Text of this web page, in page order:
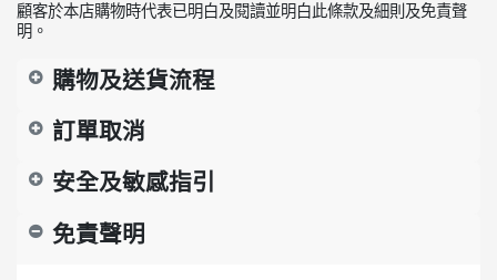
顧客於本店購物時代表已明白及閱讀並明白此條款及細則及免責聲
明。
購物及送貨流程
訂單取消
安全及敏感指引
免責聲明